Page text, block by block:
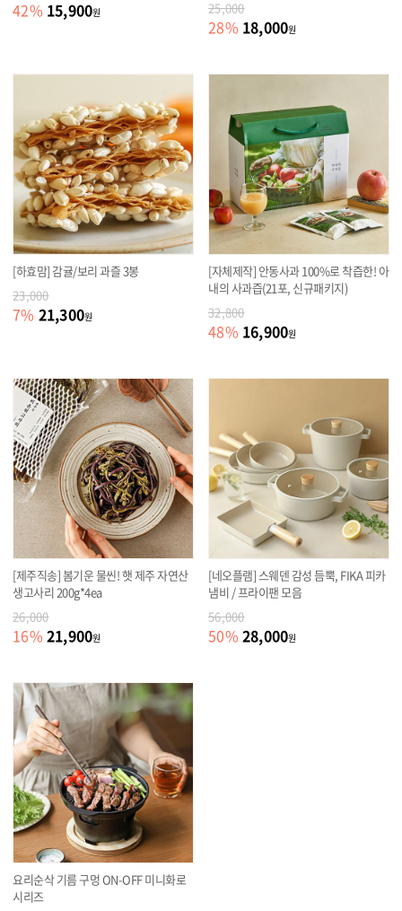
42% 15,900원
25,000
28% 18,000원
[하효맘] 감귤/보리 과즐 3봉
23,000
7% 21,300원
[자체제작] 안동사과 100%로 착즙한! 아
내의 사과즙(21포, 신규패키지)
32,800
48% 16,900원
[제주직송] 봄기운 물씬! 햇 제주 자연산
생고사리 200g*4ea
26,000
16% 21,900원
[네오플램] 스웨덴 감성 듬뿍, FIKA 피카
냄비 / 프라이팬 모음
56,000
50% 28,000원
요리순삭 기름 구멍 ON-OFF 미니화로
시리즈